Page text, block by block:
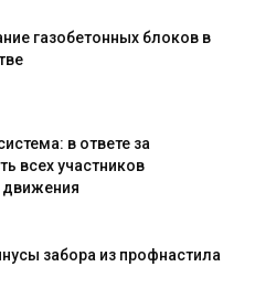
газобетонных блоков в
в ответе за
всех участников
забора из профнастила